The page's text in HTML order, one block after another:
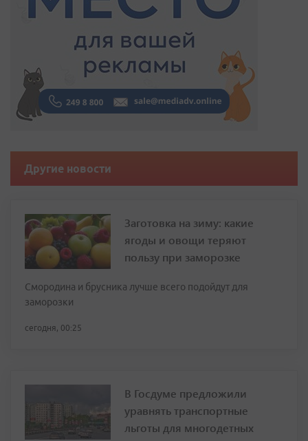
Другие новости
Заготовка на зиму: какие
ягоды и овощи теряют
пользу при заморозке
Смородина и брусника лучше всего подойдут для
заморозки
сегодня, 00:25
В Госдуме предложили
уравнять транспортные
льготы для многодетных